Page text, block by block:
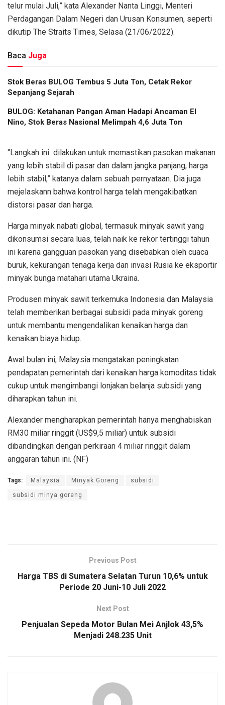
telur mulai Juli,” kata Alexander Nanta Linggi, Menteri
Perdagangan Dalam Negeri dan Urusan Konsumen, seperti
dikutip The Straits Times, Selasa (21/06/2022).
Baca Juga
Stok Beras BULOG Tembus 5 Juta Ton, Cetak Rekor
Sepanjang Sejarah
BULOG: Ketahanan Pangan Aman Hadapi Ancaman El
Nino, Stok Beras Nasional Melimpah 4,6 Juta Ton
“Langkah ini dilakukan untuk memastikan pasokan makanan
yang lebih stabil di pasar dan dalam jangka panjang, harga
lebih stabil,” katanya dalam sebuah pernyataan. Dia juga
mejelaskann bahwa kontrol harga telah mengakibatkan
distorsi pasar dan harga.
Harga minyak nabati global, termasuk minyak sawit yang
dikonsumsi secara luas, telah naik ke rekor tertinggi tahun
ini karena gangguan pasokan yang disebabkan oleh cuaca
buruk, kekurangan tenaga kerja dan invasi Rusia ke eksportir
minyak bunga matahari utama Ukraina.
Produsen minyak sawit terkemuka Indonesia dan Malaysia
telah memberikan berbagai subsidi pada minyak goreng
untuk membantu mengendalikan kenaikan harga dan
kenaikan biaya hidup.
Awal bulan ini, Malaysia mengatakan peningkatan
pendapatan pemerintah dari kenaikan harga komoditas tidak
cukup untuk mengimbangi lonjakan belanja subsidi yang
diharapkan tahun ini.
Alexander mengharapkan pemerintah hanya menghabiskan
RM30 miliar ringgit (US$9,5 miliar) untuk subsidi
dibandingkan dengan perkiraan 4 miliar ringgit dalam
anggaran tahun ini. (NF)
Tags: Malaysia Minyak Goreng subsidi
subsidi minya goreng
Previous Post
Harga TBS di Sumatera Selatan Turun 10,6% untuk
Periode 20 Juni-10 Juli 2022
Next Post
Penjualan Sepeda Motor Bulan Mei Anjlok 43,5%
Menjadi 248.235 Unit